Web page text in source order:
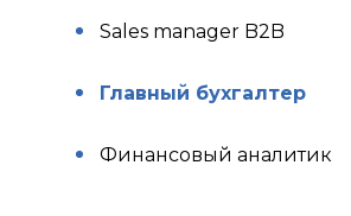
Sales manager B2B
Главный бухгалтер
Финансовый аналитик